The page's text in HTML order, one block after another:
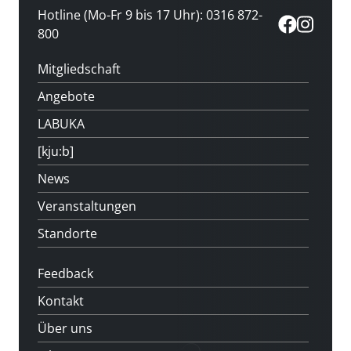
Hotline (Mo-Fr 9 bis 17 Uhr): 0316 872-
800
Mitgliedschaft
Angebote
LABUKA
[kju:b]
News
Veranstaltungen
Standorte
Feedback
Kontakt
Über uns